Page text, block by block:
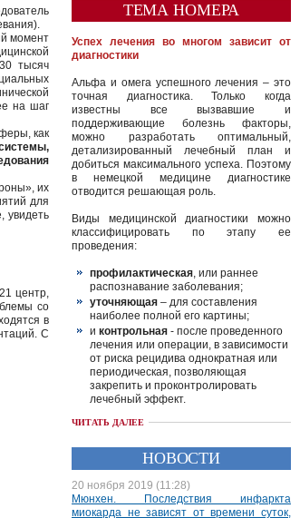
момент
тысяч
на шаг
как
их
для
увидеть
центр,
со
в
С
ТЕМА НОМЕРА
Успех лечения во многом зависит от
диагностики
Альфа и омега успешного лечения – это
точная диагностика. Только когда
известны все вызвавшие и
поддерживающие болезнь факторы,
можно разработать оптимальный,
детализированный лечебный план и
добиться максимального успеха. Поэтому
в немецкой медицине диагностике
отводится решающая роль.
Виды медицинской диагностики можно
классифицировать по этапу ее
проведения:
профилактическая, или раннее
распознавание заболевания;
уточняющая – для составления
наиболее полной его картины;
и контрольная - после проведенного
лечения или операции, в зависимости
от риска рецидива однократная или
периодическая, позволяющая
закрепить и проконтролировать
лечебный эффект.
ЧИТАТЬ ДАЛЕЕ
НОВОСТИ
20 ноября 2019 (11:28)
Мюнхен. Последствия инфаркта
миокарда не зависят от времени суток,